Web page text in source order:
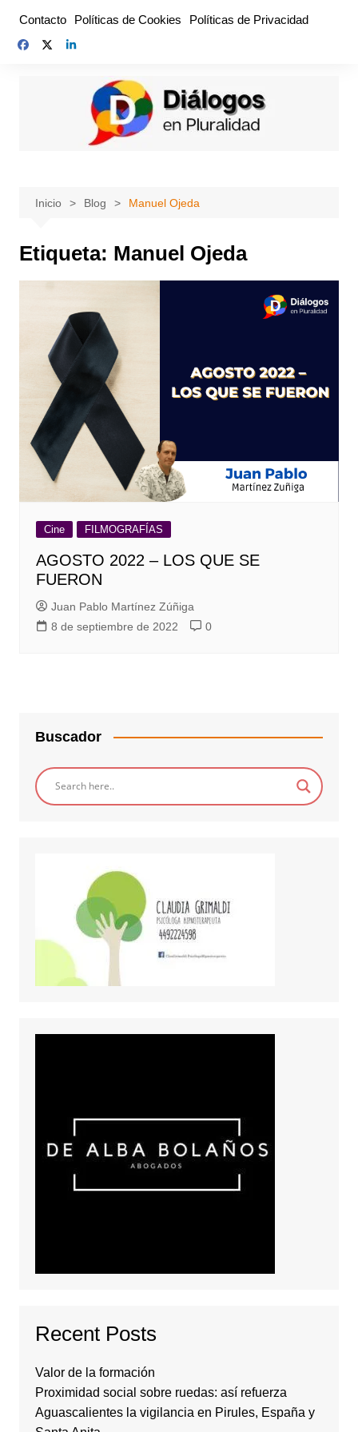
contenido
Contacto Políticas de Cookies Políticas de Privacidad
Inicio Blog Manuel Ojeda
Etiqueta: Manuel Ojeda
Cine FILMOGRAFÍAS
AGOSTO 2022 – LOS QUE SE
FUERON
Juan Pablo Martínez Zúñiga
8 de septiembre de 2022
0
Buscador
Recent Posts
Valor de la formación
Proximidad social sobre ruedas: así refuerza
Aguascalientes la vigilancia en Pirules, España y